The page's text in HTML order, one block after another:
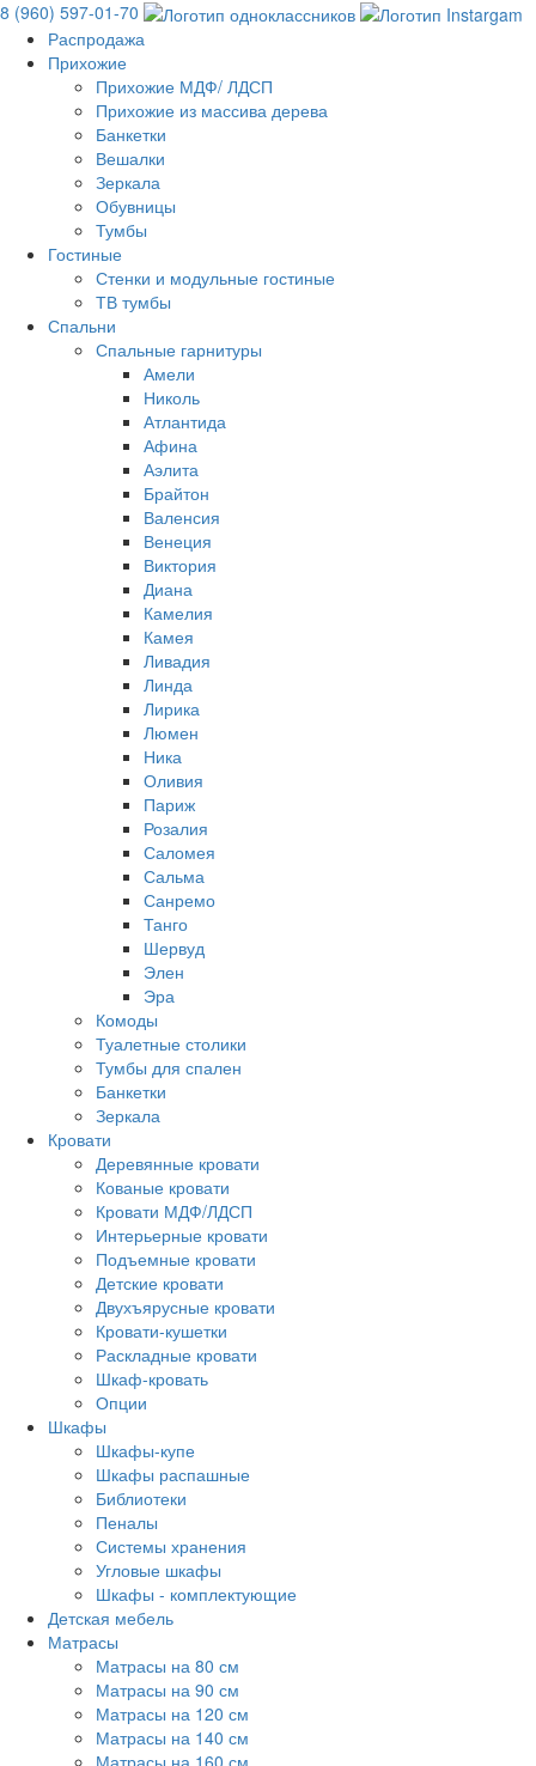
8 (960) 597-01-70
Распродажа
Прихожие
Прихожие МДФ/ ЛДСП
Прихожие из массива дерева
Банкетки
Вешалки
Зеркала
Обувницы
Тумбы
Гостиные
Стенки и модульные гостиные
ТВ тумбы
Спальни
Спальные гарнитуры
Амели
Николь
Атлантида
Афина
Аэлита
Брайтон
Валенсия
Венеция
Виктория
Диана
Камелия
Камея
Ливадия
Линда
Лирика
Люмен
Ника
Оливия
Париж
Розалия
Саломея
Сальма
Санремо
Танго
Шервуд
Элен
Эра
Комоды
Туалетные столики
Тумбы для спален
Банкетки
Зеркала
Кровати
Деревянные кровати
Кованые кровати
Кровати МДФ/ЛДСП
Интерьерные кровати
Подъемные кровати
Детские кровати
Двухъярусные кровати
Кровати-кушетки
Раскладные кровати
Шкаф-кровать
Опции
Шкафы
Шкафы-купе
Шкафы распашные
Библиотеки
Пеналы
Системы хранения
Угловые шкафы
Шкафы - комплектующие
Детская мебель
Матрасы
Матрасы на 80 см
Матрасы на 90 см
Матрасы на 120 см
Матрасы на 140 см